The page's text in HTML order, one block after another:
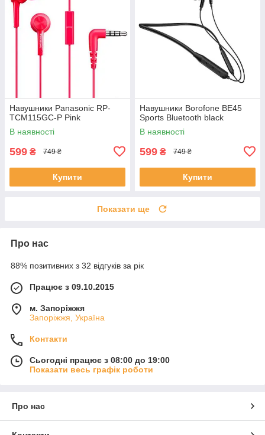
Навушники Panasonic RP-
TCM115GC-P Pink
В наявності
599 ₴ 749 ₴
Купити
Навушники Borofone BE45
Sports Bluetooth black
В наявності
599 ₴ 749 ₴
Купити
Показати ще
Про нас
88% позитивних з 32 відгуків за рік
Працює з 09.10.2015
м. Запоріжжя
Запоріжжя, Україна
Контакти
Сьогодні працює з 08:00 до 19:00
Показати весь графік роботи
Про нас